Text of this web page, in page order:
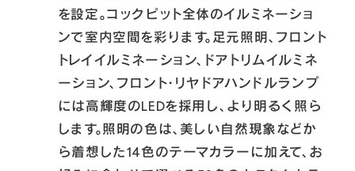
を設定。コックピット全体のイルミネーショ
ンで室内空間を彩ります。足元照明、フロント
トレイイルミネーション、ドアトリムイルミネ
ーション、フロント･リヤドアハンドルランプ
には高輝度のLEDを採用し、より明るく照ら
します。照明の色は、美しい自然現象などか
ら着想した14色のテーマカラーに加えて、お